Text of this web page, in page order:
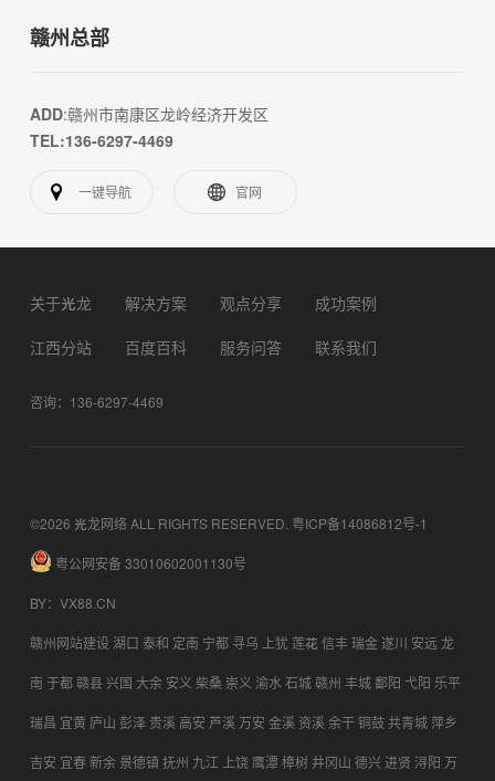
赣州总部
ADD:赣州市南康区龙岭经济开发区
TEL:136-6297-4469
一键导航 官网
关于光龙 解决方案 观点分享
成功案例
江西分站
百度百科 服务问答 联系我们
咨询：136-6297-4469
©2026 光龙网络 ALL RIGHTS RESERVED. 粤ICP备14086812号-1
粤公网安备 33010602001130号
BY： VX88.CN
赣州网站建设 湖口 泰和 定南 宁都 寻乌 上犹莲花 信丰瑞金遂川 安远 龙
南 于都赣县 兴国 大余 安义 柴桑 崇义 渝水石城赣州 丰城鄱阳 弋阳 乐平
瑞昌 宜黄 庐山 彭泽 贵溪 高安 芦溪 万安 金溪 资溪余干铜鼓共青城萍乡
吉安 宜春新余 景德镇抚州 九江上饶鹰潭 樟树 井冈山 德兴进贤 浔阳 万